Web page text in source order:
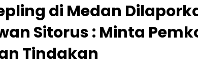
di Medan
Sitorus : Minta
Tindakan